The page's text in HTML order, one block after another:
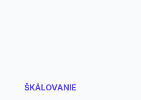
ŠKÁLOVANIE